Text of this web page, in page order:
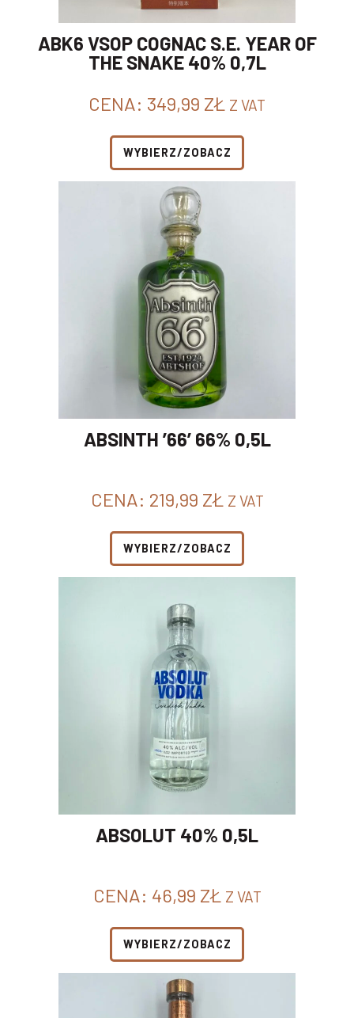
ABK6 VSOP COGNAC S.E. YEAR OF
THE SNAKE 40% 0,7L
CENA: 349,99 ZŁ Z VAT
WYBIERZ/ZOBACZ
ABSINTH ’66’ 66% 0,5L
CENA: 219,99 ZŁ Z VAT
WYBIERZ/ZOBACZ
ABSOLUT 40% 0,5L
CENA: 46,99 ZŁ Z VAT
WYBIERZ/ZOBACZ